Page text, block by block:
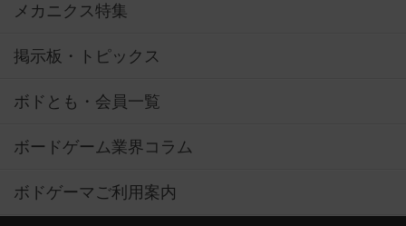
メカニクス特集
掲示板・トピックス
ボドとも・会員一覧
ボードゲーム業界コラム
ボドゲーマご利用案内